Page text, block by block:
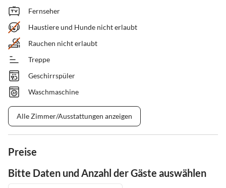
Fernseher
Haustiere und Hunde nicht erlaubt
Rauchen nicht erlaubt
Treppe
Geschirrspüler
Waschmaschine
Alle Zimmer/Ausstattungen anzeigen
Preise
Bitte Daten und Anzahl der Gäste auswählen